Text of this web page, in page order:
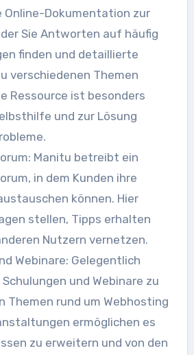
Online-Dokumentation zur
Sie Antworten auf häufig
finden und detaillierte
verschiedenen Themen
Ressource ist besonders
und zur Lösung
Manitu betreibt ein
in dem Kunden ihre
können. Hier
stellen, Tipps erhalten
Nutzern vernetzen.
Webinare: Gelegentlich
und Webinare zu
Themen rund um Webhosting
ermöglichen es
zu erweitern und von den